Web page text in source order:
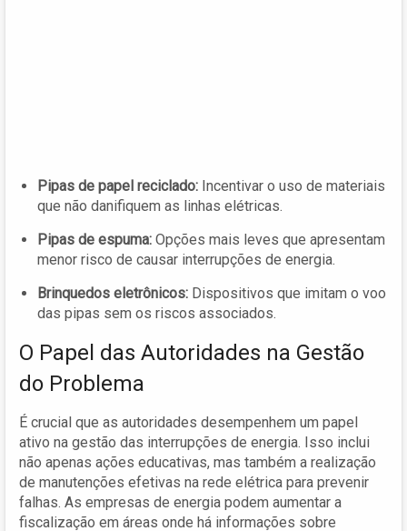
Pipas de papel reciclado: Incentivar o uso de materiais
que não danifiquem as linhas elétricas.
Pipas de espuma: Opções mais leves que apresentam
menor risco de causar interrupções de energia.
Brinquedos eletrônicos: Dispositivos que imitam o voo
das pipas sem os riscos associados.
O Papel das Autoridades na Gestão
do Problema
É crucial que as autoridades desempenhem um papel
ativo na gestão das interrupções de energia. Isso inclui
não apenas ações educativas, mas também a realização
de manutenções efetivas na rede elétrica para prevenir
falhas. As empresas de energia podem aumentar a
fiscalização em áreas onde há informações sobre